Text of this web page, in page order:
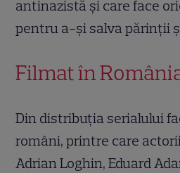
antinazistă și care face
pentru a-și salva părinții
Filmat în
Din distribuția serialului
români, printre care
Adrian Loghin, Eduard